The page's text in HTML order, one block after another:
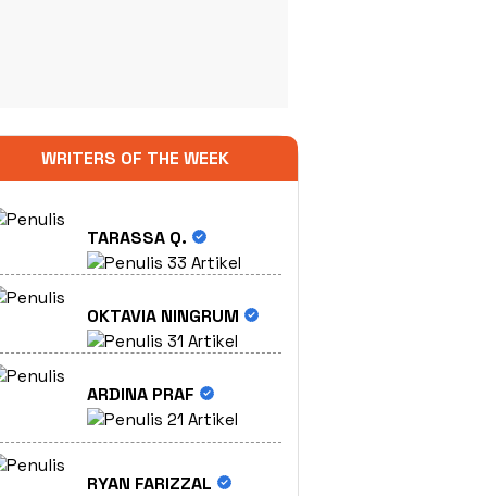
WRITERS OF THE WEEK
TARASSA Q.
33 Artikel
OKTAVIA NINGRUM
31 Artikel
ARDINA PRAF
21 Artikel
RYAN FARIZZAL